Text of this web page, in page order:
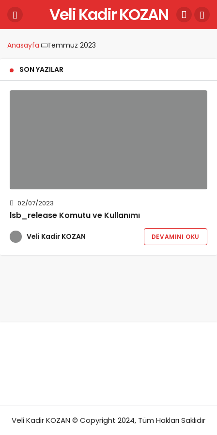
Veli Kadir KOZAN
Anasayfa Temmuz 2023
SON YAZILAR
02/07/2023
lsb_release Komutu ve Kullanımı
Veli Kadir KOZAN DEVAMINI OKU
Veli Kadir KOZAN © Copyright 2024, Tüm Hakları Saklıdır